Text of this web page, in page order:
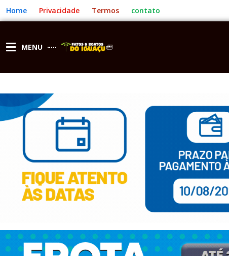
para
o
Home Privacidade Termos contato
MENU